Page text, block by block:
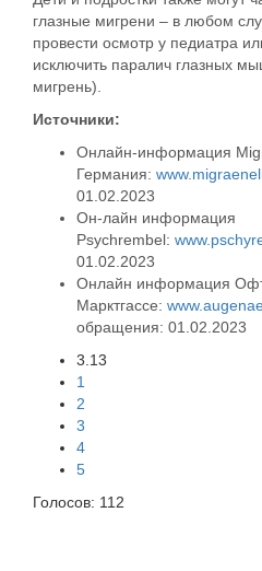
глазные мигрени – в любом
провести осмотр у педиатра
исключить паралич глазных
мигрень).
Источники:
Онлайн-информация
Германия:
01.02.2023
Он-лайн информация
Psychrembel:
01.02.2023
Онлайн информация
Марктгассе:
обращения: 01.02.2023
3.13
1
2
3
4
5
Голосов: 112